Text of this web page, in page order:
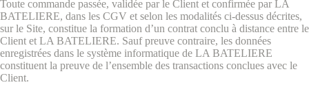
Toute commande passée, validée par le Client et confirmée par LA
BATELIERE, dans les CGV et selon les modalités ci-dessus décrites,
sur le Site, constitue la formation d’un contrat conclu à distance entre le
Client et LA BATELIERE. Sauf preuve contraire, les données
enregistrées dans le système informatique de LA BATELIERE
constituent la preuve de l’ensemble des transactions conclues avec le
Client.